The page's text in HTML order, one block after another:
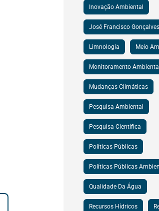
Inovação Ambiental
José Francisco
Limnologia Meio
Monitoramento Ambiental
Mudanças Climáticas
Pesquisa Ambiental
Pesquisa Científica
Políticas Públicas
Políticas Públicas
Qualidade Da Água
Recursos Hídricos